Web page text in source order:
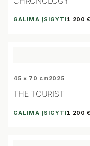
GALIMA ĮSIGYTI1 200 €
45 × 70 cm2025
THE TOURIST
GALIMA ĮSIGYTI1 200 €